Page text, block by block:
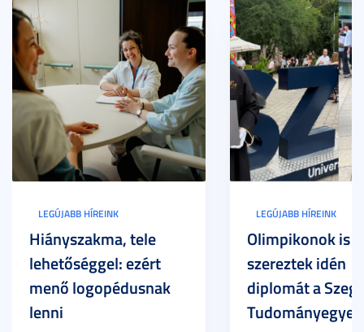
LEGÚJABB HÍREINK
Hiányszakma, tele
lehetőséggel: ezért
menő logopédusnak
lenni
LEGÚJABB HÍREINK
Olimpikonok is
szereztek idén
diplomát a